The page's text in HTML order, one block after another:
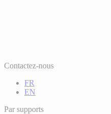
Contactez-nous
FR
EN
Par supports